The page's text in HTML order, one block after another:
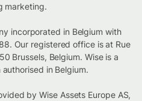
marketing.
incorporated in Belgium with
Our registered office is at Rue
Brussels, Belgium. Wise is a
in Belgium.
by Wise Assets Europe AS,